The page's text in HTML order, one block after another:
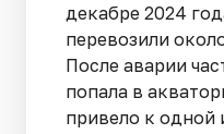
декабре 2024
перевозили
После аварии
попала в
привело к одной